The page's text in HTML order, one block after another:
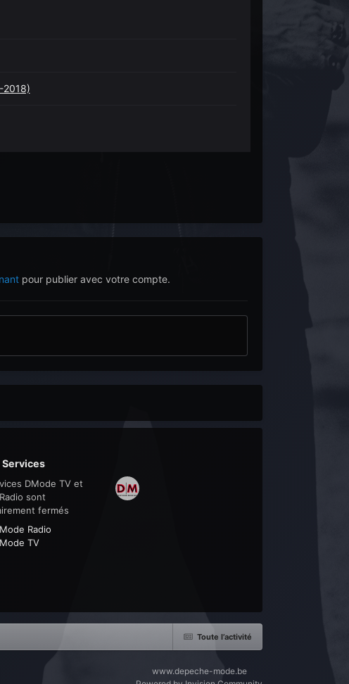
2018)
pour publier avec votre compte.
Services
DMode TV et
sont
fermés
Radio
TV
Toute l’activité
www.depeche-mode.be